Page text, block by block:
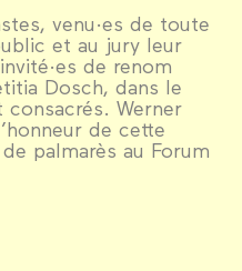
venu·es de toute
et au jury leur
de renom
Dosch, dans le
Werner
de cette
palmarès au Forum